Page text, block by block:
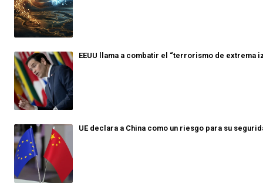
EEUU llama a combatir el “terrorismo de extrema
UE declara a China como un riesgo para su